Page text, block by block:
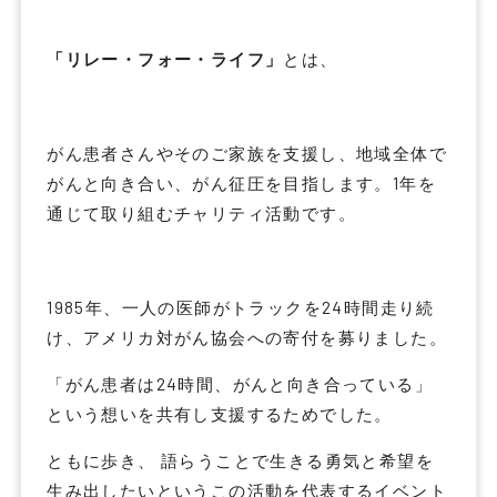
「リレー・フォー・ライフ」 とは、
がん患者さんやそのご家族を支援し、地域全体で
がんと向き合い、がん征圧を目指します。1年を
通じて取り組むチャリティ活動です。
1985年、一人の医師がトラックを24時間走り続
け、アメリカ対がん協会への寄付を募りました。
「がん患者は24時間、がんと向き合っている」
という想いを共有し支援するためでした。
ともに歩き、 語らうことで生きる勇気と希望を
生み出したいというこの活動を代表するイベント